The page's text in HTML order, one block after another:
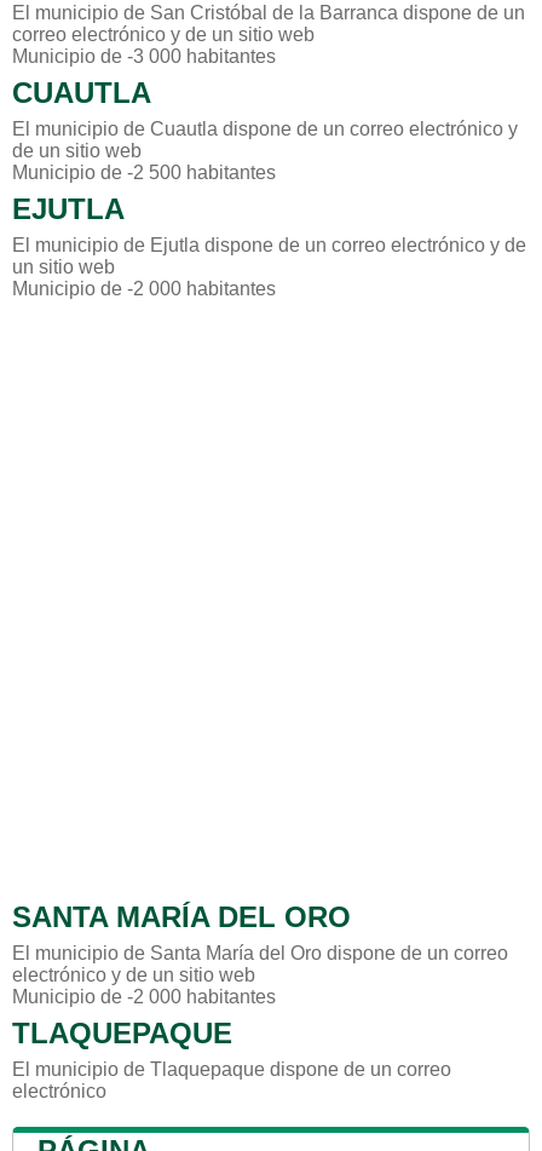
El municipio de San Cristóbal de la Barranca dispone de un
correo electrónico y de un sitio web
Municipio de -3 000 habitantes
CUAUTLA
El municipio de Cuautla dispone de un correo electrónico y
de un sitio web
Municipio de -2 500 habitantes
EJUTLA
El municipio de Ejutla dispone de un correo electrónico y de
un sitio web
Municipio de -2 000 habitantes
SANTA MARÍA DEL ORO
El municipio de Santa María del Oro dispone de un correo
electrónico y de un sitio web
Municipio de -2 000 habitantes
TLAQUEPAQUE
El municipio de Tlaquepaque dispone de un correo
electrónico